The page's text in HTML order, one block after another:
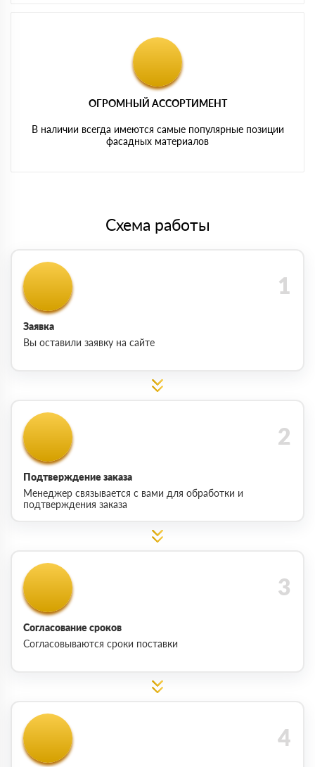
ОГРОМНЫЙ АССОРТИМЕНТ
В наличии всегда имеются самые популярные позиции
фасадных материалов
Схема работы
Заявка
Вы оставили заявку на сайте
Подтверждение заказа
Менеджер связывается с вами для обработки и
подтверждения заказа
Согласование сроков
Согласовываются сроки поставки